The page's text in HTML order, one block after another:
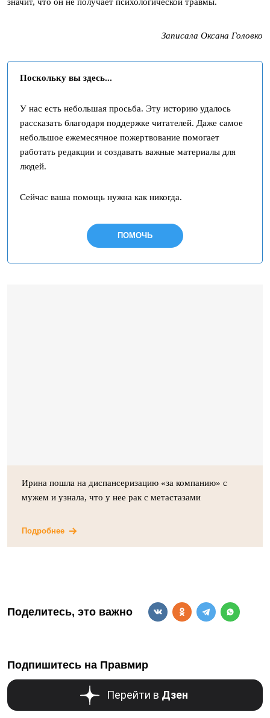
Записала Оксана Головко
Поскольку вы здесь...
У нас есть небольшая просьба. Эту историю удалось
рассказать благодаря поддержке читателей. Даже самое
небольшое ежемесячное пожертвование помогает
работать редакции и создавать важные материалы для
людей.
Сейчас ваша помощь нужна как никогда.
ПОМОЧЬ
Ирина пошла на диспансеризацию «за компанию» с
мужем и узнала, что у нее рак с метастазами
Подробнее
Поделитесь, это важно
Подпишитесь на Правмир
Перейти в Дзен